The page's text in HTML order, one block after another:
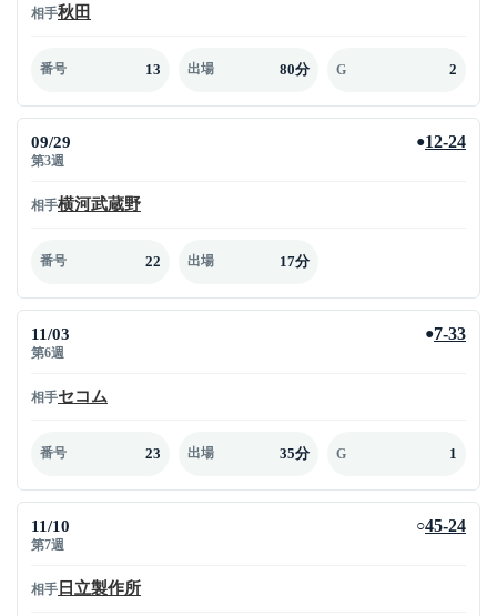
相手秋田
番号 13 出場 80分 G 2
09/29
第3週
●12-24
相手横河武蔵野
番号 22 出場 17分
11/03
第6週
●7-33
相手セコム
番号 23 出場 35分 G 1
11/10
第7週
○45-24
相手 日立製作所